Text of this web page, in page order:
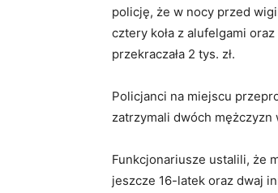
policję, że w nocy przed
cztery koła z alufelgami
przekraczała 2 tys. zł.
Policjanci na miejscu
zatrzymali dwóch mężczyzn
Funkcjonariusze ustalili, że
jeszcze 16-latek oraz dwaj